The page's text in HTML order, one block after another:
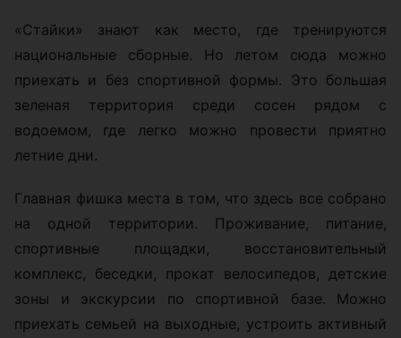
«Стайки» знают как место, где тренируются
национальные сборные. Но летом сюда можно
приехать и без спортивной формы. Это большая
зеленая территория среди сосен рядом с
водоемом, где легко можно провести приятно
летние дни.
Главная фишка места в том, что здесь все собрано
на одной территории. Проживание, питание,
спортивные площадки, восстановительный
комплекс, беседки, прокат велосипедов, детские
зоны и экскурсии по спортивной базе. Можно
приехать семьей на выходные, устроить активный